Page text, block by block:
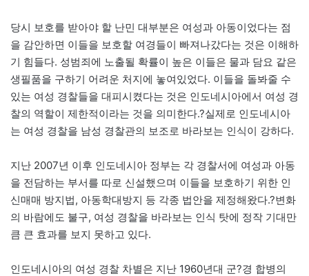
당시 보호를 받아야 할 난민 대부분은 여성과 아동이었다는 점
을 감안하면 이들을 보호할 여경들이 빠져나갔다는 것은 이해하
기 힘들다. 성범죄에 노출될 확률이 높은 이들은 물과 담요 같은
생필품을 구하기 어려운 처지에 놓여있었다. 이들을 돌봐줄 수
있는 여성 경찰들을 대피시켰다는 것은 인도네시아에서 여성 경
찰의 역할이 제한적이라는 것을 의미한다.?실제로 인도네시아
는 여성 경찰을 남성 경찰관의 보조로 바라보는 인식이 강하다.
지난 2007년 이후 인도네시아 정부는 각 경찰서에 여성과 아동
을 전담하는 부서를 따로 신설했으며 이들을 보호하기 위한 인
신매매 방지법, 아동학대방지 등 각종 법안을 제정해왔다.?변화
의 바람에도 불구, 여성 경찰을 바라보는 인식 탓에 정작 기대만
큼 큰 효과를 보지 못하고 있다.
인도네시아의 여성 경찰 차별은 지난 1960년대 군?경 합병의